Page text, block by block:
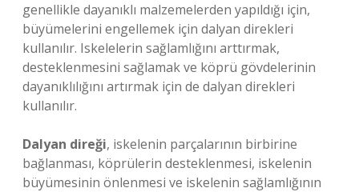
genellikle dayanıklı malzemelerden yapıldığı için,
büyümelerini engellemek için dalyan direkleri
kullanılır. Iskelelerin sağlamlığını arttırmak,
desteklenmesini sağlamak ve köprü gövdelerinin
dayanıklılığını artırmak için de dalyan direkleri
kullanılır.
Dalyan direği, iskelenin parçalarının birbirine
bağlanması, köprülerin desteklenmesi, iskelenin
büyümesinin önlenmesi ve iskelenin sağlamlığının